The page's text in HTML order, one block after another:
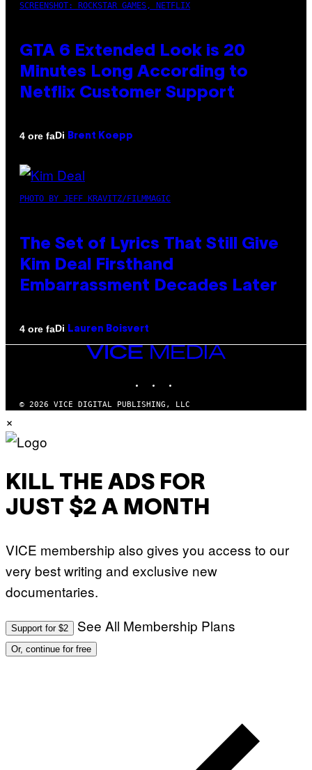
SCREENSHOT: ROCKSTAR GAMES, NETFLIX
GTA 6 Extended Look is 20
Minutes Long According to
Netflix Customer Support
4 ore faDi Brent Koepp
PHOTO BY JEFF KRAVITZ/FILMMAGIC
The Set of Lyrics That Still Give
Kim Deal Firsthand
Embarrassment Decades Later
4 ore faDi Lauren Boisvert
VICE
© 2026 VICE DIGITAL PUBLISHING, LLC
×
KILL THE ADS FOR
JUST $2 A MONTH
VICE membership also gives you access to our
very best writing and exclusive new
documentaries.
Support for $2 See All Membership Plans
Or, continue for free